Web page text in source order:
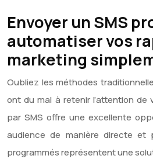
Envoyer un SMS
automatiser vos
marketing
Oubliez les méthodes
ont du mal à retenir l’attention de
par SMS offre une excellente
audience de manière directe et
programmés représentent une